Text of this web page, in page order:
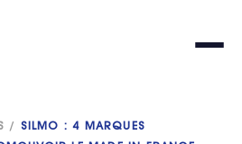
/ SILMO : 4 MARQUES